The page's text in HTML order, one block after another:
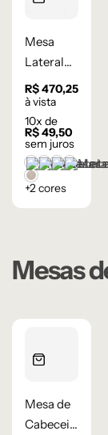
Mesa
Lateral
Redonda
Wood –
Lâmina
de
Carvalho
Natural
R$470,25
à vista
10x de
R$49,50
sem juros
Castanho
Cinza
Ébano
Lâmina Frapê
+2 cores
Mesas
Mesa de
Cabeceira